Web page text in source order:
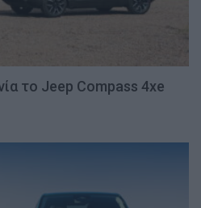
το Jeep Compass 4xe